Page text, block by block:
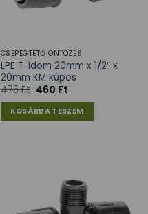
CSEPEGTETŐ ÖNTÖZÉS
LPE T-idom 20mm x 1/2″ x
20mm KM kúpos
475Ft 460 Ft
KOSÁRBA TESZEM